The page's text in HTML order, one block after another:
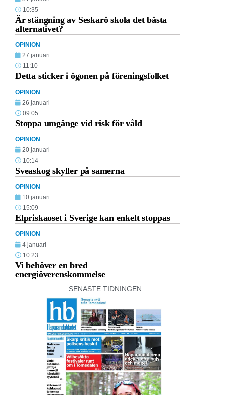
10:35
Är stängning av Seskarö skola det bästa
alternativet?
OPINION
27 januari
11:10
Detta sticker i ögonen på föreningsfolket
OPINION
26 januari
09:05
Stoppa umgänge vid risk för våld
OPINION
20 januari
10:14
Sveaskog skyller på samerna
OPINION
10 januari
15:09
Elpriskaoset i Sverige kan enkelt stoppas
OPINION
4 januari
10:23
Vi behöver en bred
energiöverenskommelse
SENASTE TIDNINGEN